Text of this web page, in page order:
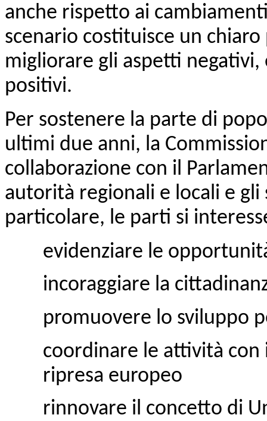
anche rispetto ai
scenario costituisce un
migliorare gli aspetti
positivi.
Per sostenere la parte di
ultimi due anni, la
collaborazione con il
autorità regionali e locali e
particolare, le parti si
evidenziare le
incoraggiare la
promuovere lo sviluppo
coordinare le attività
ripresa europeo
rinnovare il concetto di